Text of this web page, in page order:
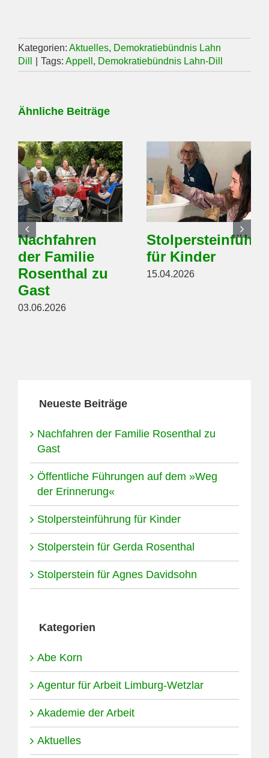
Kategorien: Aktuelles, Demokratiebündnis Lahn
Dill
Tags: Appell , Demokratiebündnis Lahn-Dill
Ähnliche Beiträge
Nachfahren
der Familie
Rosenthal zu
Gast
03.06.2026
für Kinder
15.04.2026
Neueste Beiträge
Nachfahren der Familie Rosenthal zu
Gast
Öffentliche Führungen auf dem »Weg
der Erinnerung«
Stolpersteinführung für Kinder
Stolperstein für Gerda Rosenthal
Stolperstein für Agnes Davidsohn
Kategorien
Abe Korn
Agentur für Arbeit Limburg-Wetzlar
Akademie der Arbeit
Aktuelles